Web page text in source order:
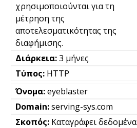
χρησιμοποιούνται για τη
μέτρηση της
αποτελεσματικότητας της
διαφήμισης.
3 μήνες
HTTP
eyeblaster
serving-sys.com
Καταγράφει δεδομένα